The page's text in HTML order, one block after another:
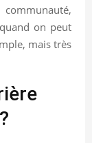
on peut
mais très